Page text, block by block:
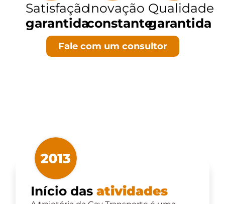
Satisfação
garantida
Inovação
constante
Qualidade
garantida
Fale com um consultor
Início das atividades